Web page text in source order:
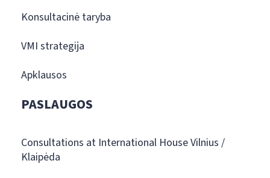
Konsultacinė taryba
VMI strategija
Apklausos
PASLAUGOS
Consultations at International House Vilnius /
Klaipėda